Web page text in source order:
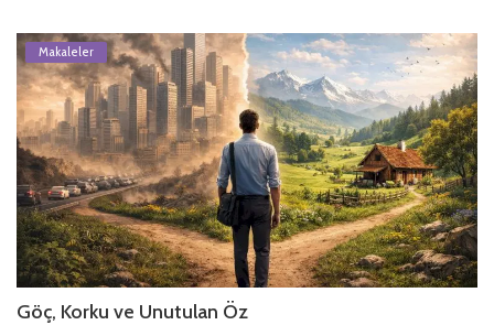
Makaleler
Göç, Korku ve Unutulan Öz